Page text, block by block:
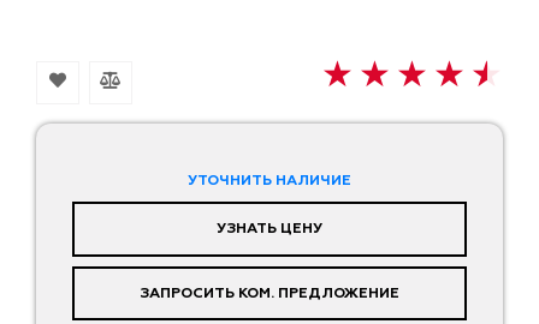
УТОЧНИТЬ НАЛИЧИЕ
УЗНАТЬ ЦЕНУ
ЗАПРОСИТЬ КОМ. ПРЕДЛОЖЕНИЕ